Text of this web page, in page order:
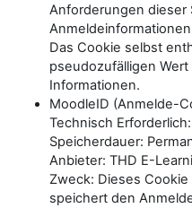
Anforderungen dieser
Das Cookie selbst
pseudozufälligen
Informationen.
MoodleID (Anmelde-
Technisch
Speicherdauer:
Anbieter: THD E-
Zweck: Dieses
speichert den